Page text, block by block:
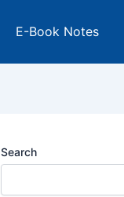
E-Book Notes
Search